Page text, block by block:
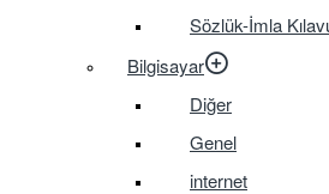
Sözlük-İmla
Bilgisayar
Diğer
Genel
internet